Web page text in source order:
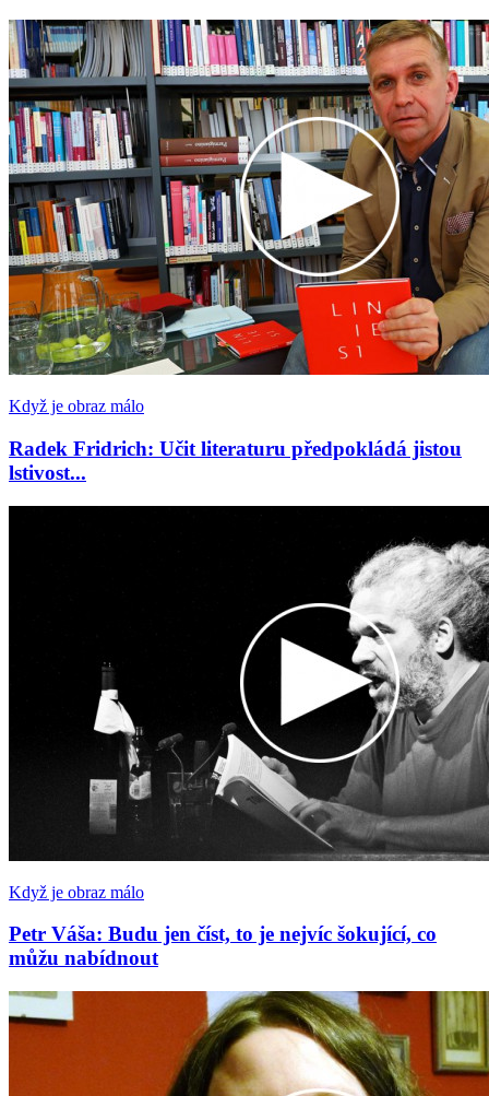
Když je obraz málo
Radek Fridrich: Učit literaturu předpokládá jistou
lstivost...
Když je obraz málo
Petr Váša: Budu jen číst, to je nejvíc šokující, co
můžu nabídnout